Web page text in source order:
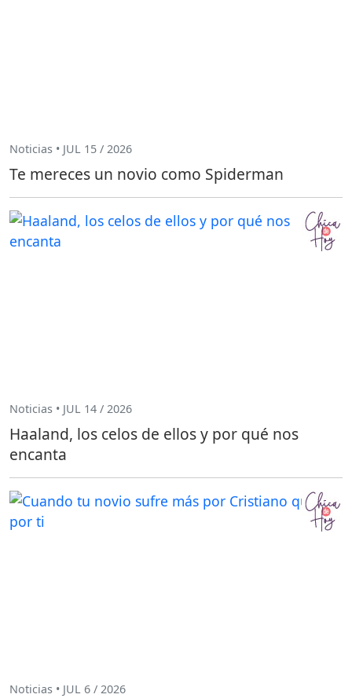
Noticias • JUL 15 / 2026
Te mereces un novio como Spiderman
Noticias • JUL 14 / 2026
Haaland, los celos de ellos y por qué nos
encanta
Noticias • JUL 6 / 2026